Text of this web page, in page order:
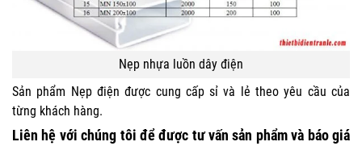
Nẹp nhựa luồn dây điện
Sản phẩm Nẹp điện được cung cấp sỉ và lẻ theo yêu cầu của
từng khách hàng.
Liên hệ vớichúng tôi để được tư vấn sản phẩm và báo giá